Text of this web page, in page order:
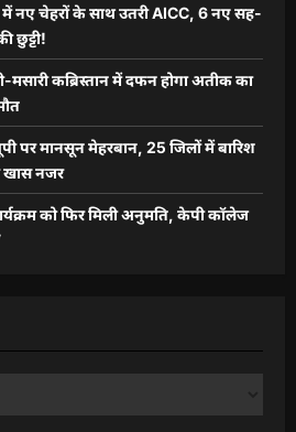
में नए चेहरों के साथ उतरी AICC, 6 नए सह-
छुट्टी!
कब्रिस्तान में दफन होगा अतीक का
पर मानसून मेहरबान, 25 जिलों में बारिश
खास नजर
को फिर मिली अनुमति, केपी कॉलेज